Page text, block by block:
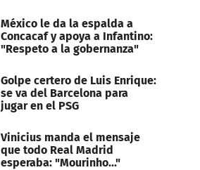
México le da la espalda a
Concacaf y apoya a Infantino:
"Respeto a la gobernanza"
Golpe certero de Luis Enrique:
se va del Barcelona para
jugar en el PSG
Vinicius manda el mensaje
que todo Real Madrid
esperaba: "Mourinho..."